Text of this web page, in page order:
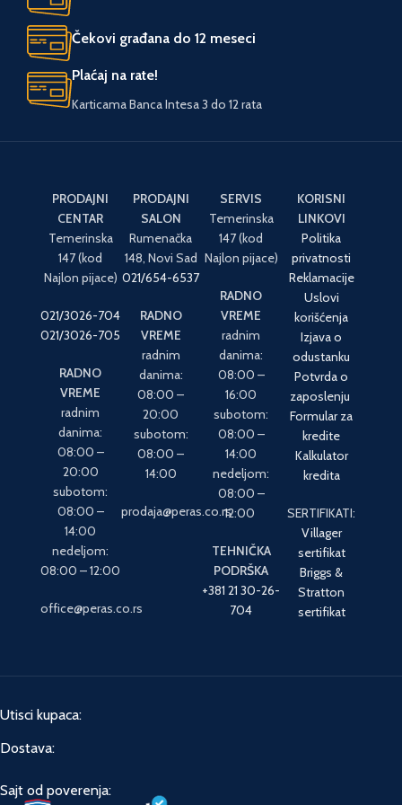
Čekovi građana do 12 meseci
Plaćaj na rate!
Karticama Banca Intesa 3 do 12 rata
PRODAJNI
CENTAR
Temerinska
147 (kod
Najlon pijace)
021/3026-704
021/3026-705
RADNO
VREME
radnim
danima:
08:00 –
20:00
subotom:
08:00 –
14:00
nedeljom:
08:00 – 12:00
office@peras.co.rs
PRODAJNI
SALON
Rumenačka
148, Novi Sad
021/654-6537
RADNO
VREME
radnim
danima:
08:00 –
20:00
subotom:
08:00 –
14:00
prodaja@peras.co.rs
SERVIS
Temerinska
147 (kod
Najlon pijace)
RADNO
VREME
radnim
danima:
08:00 –
16:00
subotom:
08:00 –
14:00
nedeljom:
08:00 –
12:00
TEHNIČKA
PODRŠKA
+381 21 30-26-
704
KORISNI
LINKOVI
Politika
privatnosti
Reklamacije
Uslovi
korišćenja
Izjava o
odustanku
Potvrda o
zaposlenju
Formular za
kredite
Kalkulator
kredita
SERTIFIKATI:
Villager
sertifikat
Briggs &
Stratton
sertifikat
Utisci kupaca:
Dostava:
Sajt od poverenja: